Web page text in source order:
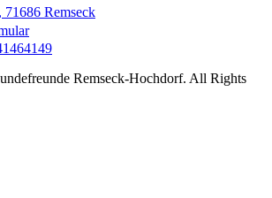
71686 Remseck
Remseck-Hochdorf. All Rights